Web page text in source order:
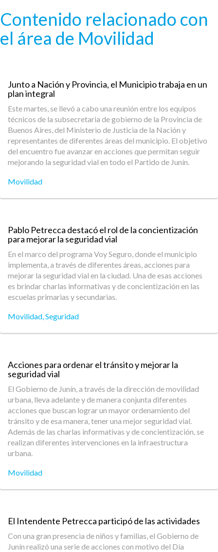
Contenido relacionado con
el área de Movilidad
Junto a Nación y Provincia, el Municipio trabaja en un
plan integral
Este martes, se llevó a cabo una reunión entre los equipos
técnicos de la subsecretaria de gobierno de la Provincia de
Buenos Aires, del Ministerio de Justicia de la Nación y
representantes de diferentes áreas del municipio. El objetivo
del encuentro fue avanzar en acciones que permitan seguir
mejorando la seguridad vial en todo el Partido de Junín.
Movilidad
Pablo Petrecca destacó el rol de la concientización
para mejorar la seguridad vial
En el marco del programa Voy Seguro, donde el municipio
implementa, a través de diferentes áreas, acciones para
mejorar la seguridad vial en la ciudad. Una de esas acciones
es brindar charlas informativas y de concientización en las
escuelas primarias y secundarias.
Movilidad,Seguridad
Acciones para ordenar el tránsito y mejorar la
seguridad vial
El Gobierno de Junín, a través de la dirección de movilidad
urbana, lleva adelante y de manera conjunta diferentes
acciones que buscan lograr un mayor ordenamiento del
tránsito y de esa manera, tener una mejor seguridad vial.
Además de las charlas informativas y de concientización, se
realizan diferentes intervenciones en la infraestructura
urbana.
Movilidad
El Intendente Petrecca participó de las actividades
Con una gran presencia de niños y familias, el Gobierno de
Junín realizó una serie de acciones con motivo del Día